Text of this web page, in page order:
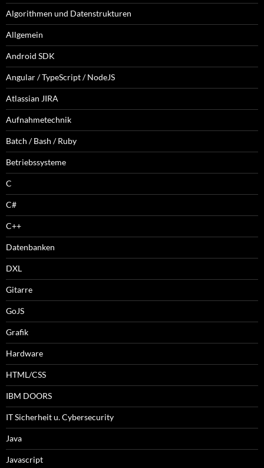
Algorithmen und Datenstrukturen
Allgemein
Android SDK
Angular / TypeScript / NodeJS
Atlassian JIRA
Aufnahmetechnik
Batch / Bash / Ruby
Betriebssysteme
C
C#
C++
Datenbanken
DXL
Gitarre
GoJS
Grafik
Hardware
HTML/CSS
IBM DOORS
IT Sicherheit u. Cybersecurity
Java
Javascript